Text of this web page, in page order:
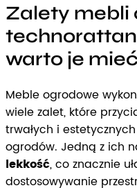
Zalety mebli
warto je
Meble ogrodowe
wiele zalet, które
trwałych i
ogrodów. Jedną z ich
lekkość, co znacznie
dostosowywanie